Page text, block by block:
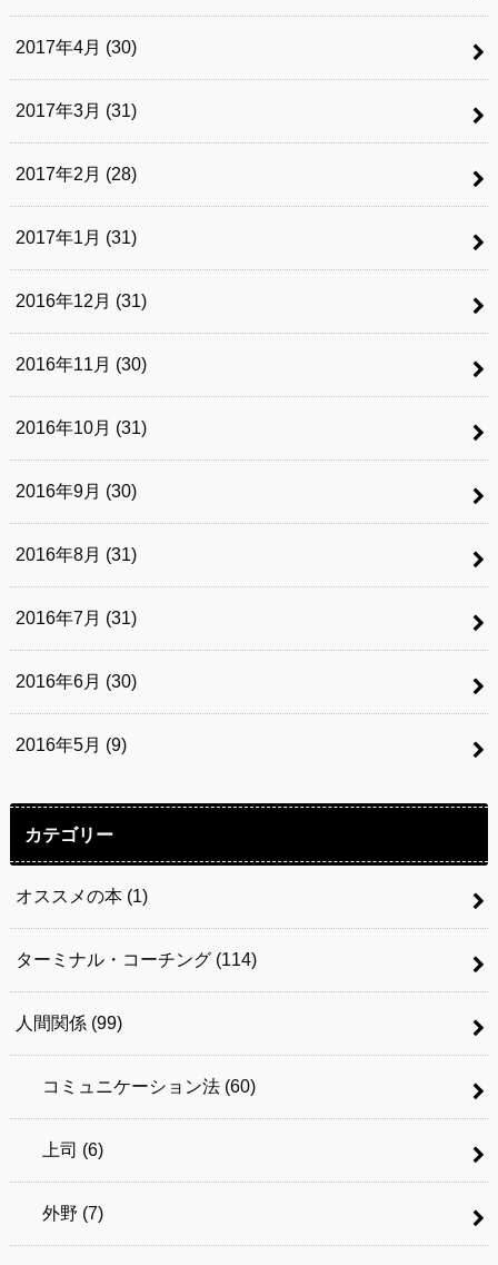
2017年4月 (30)
2017年3月 (31)
2017年2月 (28)
2017年1月 (31)
2016年12月 (31)
2016年11月 (30)
2016年10月 (31)
2016年9月 (30)
2016年8月 (31)
2016年7月 (31)
2016年6月 (30)
2016年5月 (9)
カテゴリー
オススメの本 (1)
ターミナル・コーチング (114)
人間関係 (99)
コミュニケーション法 (60)
上司 (6)
外野 (7)